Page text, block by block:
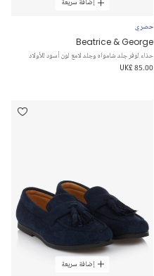
إضافة سريعة
حصري
Beatrice & George
حذاء لوفر جلد شامواه وجلد لامع لون أسود للأولاد
UK£ 85.00
إضافة سريعة